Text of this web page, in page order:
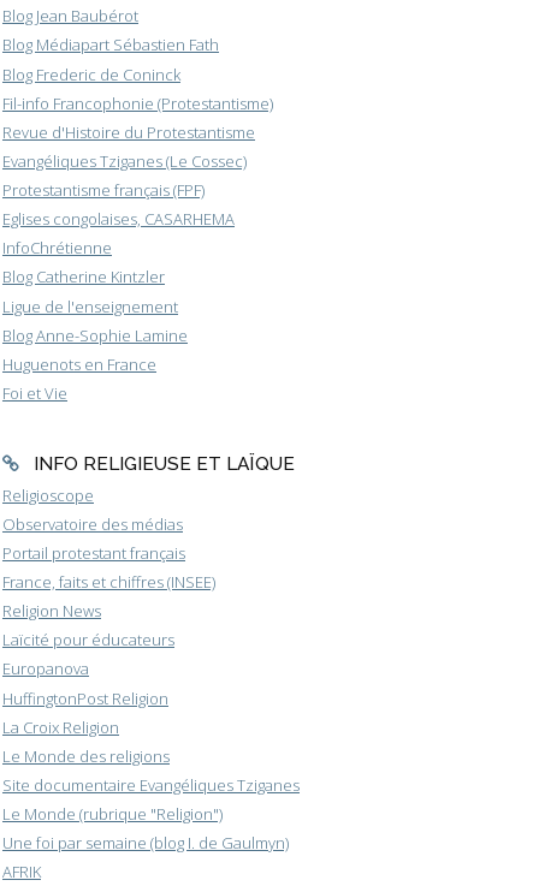
Blog Jean Baubérot
Blog Médiapart Sébastien Fath
Blog Frederic de Coninck
Fil-info Francophonie (Protestantisme)
Revue d'Histoire du Protestantisme
Evangéliques Tziganes (Le Cossec)
Protestantisme français (FPF)
Eglises congolaises, CASARHEMA
InfoChrétienne
Blog Catherine Kintzler
Ligue de l'enseignement
Blog Anne-Sophie Lamine
Huguenots en France
Foi et Vie
INFO RELIGIEUSE ET LAÏQUE
Religioscope
Observatoire des médias
Portail protestant français
France, faits et chiffres (INSEE)
Religion News
Laïcité pour éducateurs
Europanova
HuffingtonPost Religion
La Croix Religion
Le Monde des religions
Site documentaire Evangéliques Tziganes
Le Monde (rubrique "Religion")
Une foi par semaine (blog I. de Gaulmyn)
AFRIK